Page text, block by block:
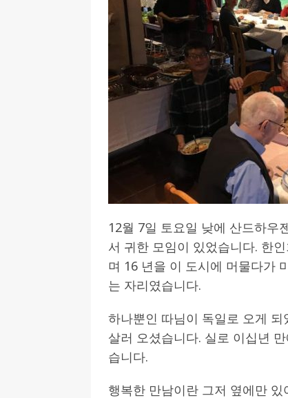
[ 2026-07-27 ]
튀빙겐대, ‘독일
[ 2026-07-20 ]
7.23 접수마감]
[ 2026-07-20 ] “정체성은 연결
인소식
[ 2026-07-20 ]
김담예 아동을
[ 2022-03-20 ]
사진의 주인을
12월 7일 토요일 낮에 산드하우
서 귀한 모임이 있었습니다. 한
며 16 년을 이 도시에 머물다가
는 자리였습니다.
하나뿐인 따님이 독일로 오게
살러 오셨습니다. 실로 이십년
습니다.
행복한 만남이란 그저 옆에만